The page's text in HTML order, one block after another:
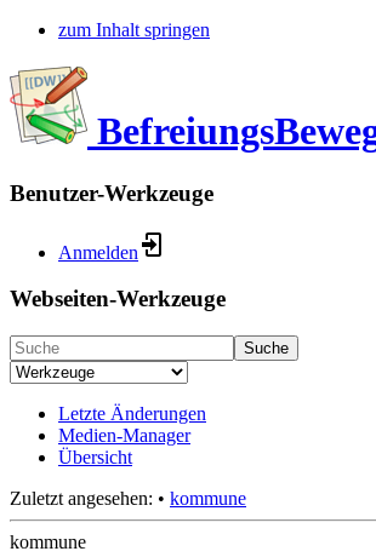
zum Inhalt springen
Benutzer-Werkzeuge
Anmelden
Webseiten-Werkzeuge
Suche
Letzte Änderungen
Medien-Manager
Übersicht
Zuletzt angesehen: • kommune
kommune